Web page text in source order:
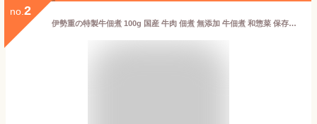
no. 2
伊勢重の特製牛佃煮 100g 国産 牛肉 佃煮 無添加 牛佃煮 和惣菜 保存料不使用 惣菜 老舗 おかず 牛しぐれ煮 ご飯のお供 つくだに 辛口 しぐれ煮 東京 伊勢重